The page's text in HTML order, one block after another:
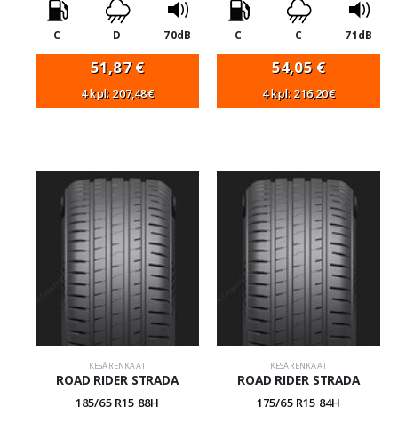
C D 70dB
51,87€
4 kpl: 207,48€
C C 71dB
54,05 €
4 kpl: 216,20€
KESÄRENKAAT
ROAD RIDER STRADA
185/65 R15 88H
KESÄRENKAAT
ROAD RIDER STRADA
175/65 R15 84H